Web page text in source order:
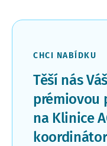
CHCI NABÍDKU
Těší nás
prémiovou
na Klinice